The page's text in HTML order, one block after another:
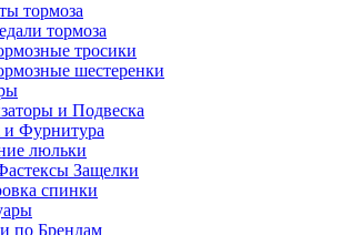
тормоза
тормоза
тросики
шестеренки
и Подвеска
Фурнитура
люльки
Защелки
спинки
по Брендам